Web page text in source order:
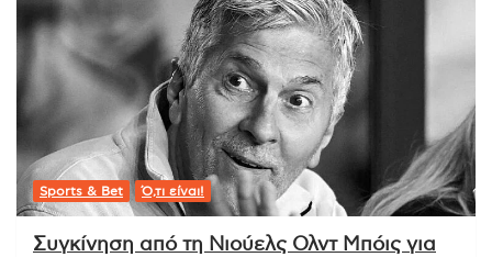
Sports & Bet Ό,τι είναι!
Συγκίνηση από τη Νιούελς Ολντ Μπόις για